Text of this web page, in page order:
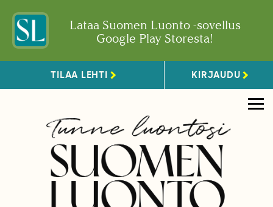
Lataa Suomen Luonto -sovellus
Google Play Storesta!
TILAA LEHTI KIRJAUDU